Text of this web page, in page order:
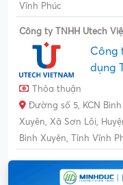
Vĩnh Phúc
Công ty TNHH Utech
Công
dụng
Thỏa thuận
Đường số 5, KCN Bình
Xuyên, Xã Sơn Lôi,
Bình Xuyên, Tỉnh Vĩnh